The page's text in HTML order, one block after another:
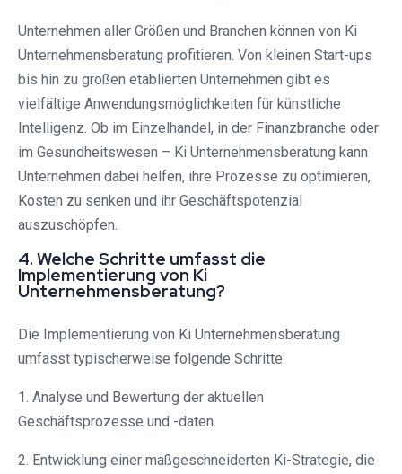
Unternehmen aller Größen und Branchen können von Ki
Unternehmensberatung profitieren. Von kleinen Start-ups
bis hin zu großen etablierten Unternehmen gibt es
vielfältige Anwendungsmöglichkeiten für künstliche
Intelligenz. Ob im Einzelhandel, in der Finanzbranche oder
im Gesundheitswesen – Ki Unternehmensberatung kann
Unternehmen dabei helfen, ihre Prozesse zu optimieren,
Kosten zu senken und ihr Geschäftspotenzial
auszuschöpfen.
4. Welche Schritte umfasst die
Implementierung von Ki
Unternehmensberatung?
Die Implementierung von Ki Unternehmensberatung
umfasst typischerweise folgende Schritte:
1. Analyse und Bewertung der aktuellen
Geschäftsprozesse und -daten.
2. Entwicklung einer maßgeschneiderten Ki-Strategie, die